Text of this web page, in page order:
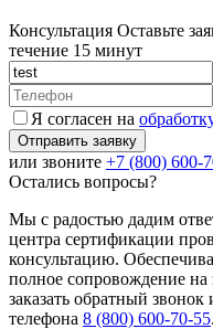
Консультация Оставьте
течение 15 минут
Я согласен на
или звоните +7 (800) 600-
Остались вопросы?
Мы с радостью дадим
центра сертификации
консультацию.
полное сопровождение
заказать обратный
телефона 8 (800) 600-70-55.